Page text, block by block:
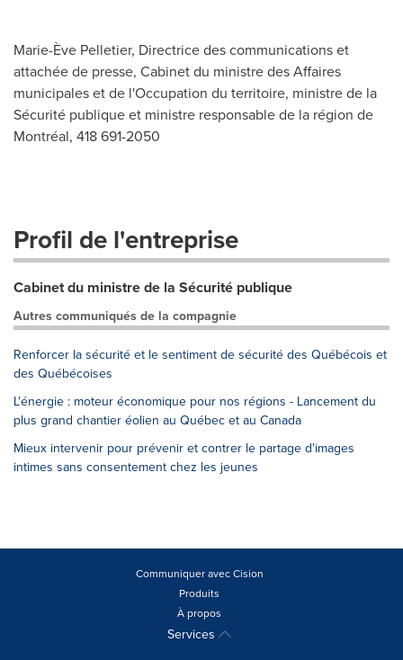
Marie-Ève Pelletier, Directrice des communications et
attachée de presse, Cabinet du ministre des Affaires
municipales et de l'Occupation du territoire, ministre de la
Sécurité publique et ministre responsable de la région de
Montréal, 418 691-2050
Profil de l'entreprise
Cabinet du ministre de la Sécurité publique
Autres communiqués de la compagnie
Renforcer la sécurité et le sentiment de sécurité des Québécois et
des Québécoises
L'énergie : moteur économique pour nos régions - Lancement du
plus grand chantier éolien au Québec et au Canada
Mieux intervenir pour prévenir et contrer le partage d'images
intimes sans consentement chez les jeunes
Communiquer avec Cision
Produits
À propos
Services